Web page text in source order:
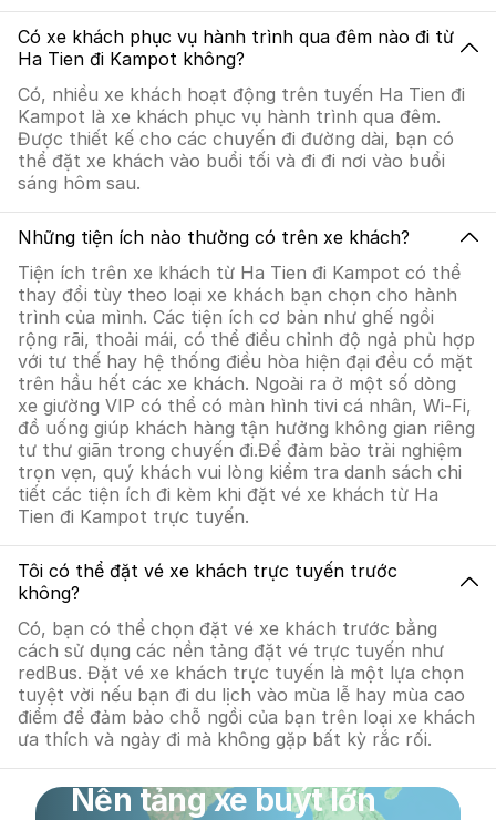
Có xe khách phục vụ hành trình qua đêm nào đi từ
Ha Tien đi Kampot không?
Có, nhiều xe khách hoạt động trên tuyến Ha Tien đi
Kampot là xe khách phục vụ hành trình qua đêm.
Được thiết kế cho các chuyến đi đường dài, bạn có
thể đặt xe khách vào buổi tối và đi đi nơi vào buổi
sáng hôm sau.
Những tiện ích nào thường có trên xe khách?
Tiện ích trên xe khách từ Ha Tien đi Kampot có thể
thay đổi tùy theo loại xe khách bạn chọn cho hành
trình của mình. Các tiện ích cơ bản như ghế ngồi
rộng rãi, thoải mái, có thể điều chỉnh độ ngả phù hợp
với tư thế hay hệ thống điều hòa hiện đại đều có mặt
trên hầu hết các xe khách. Ngoài ra ở một số dòng
xe giường VIP có thể có màn hình tivi cá nhân, Wi-Fi,
đồ uống giúp khách hàng tận hưởng không gian riêng
tư thư giãn trong chuyến đi.Để đảm bảo trải nghiệm
trọn vẹn, quý khách vui lòng kiểm tra danh sách chi
tiết các tiện ích đi kèm khi đặt vé xe khách từ Ha
Tien đi Kampot trực tuyến.
Tôi có thể đặt vé xe khách trực tuyến trước
không?
Có, bạn có thể chọn đặt vé xe khách trước bằng
cách sử dụng các nền tảng đặt vé trực tuyến như
redBus. Đặt vé xe khách trực tuyến là một lựa chọn
tuyệt vời nếu bạn đi du lịch vào mùa lễ hay mùa cao
điểm để đảm bảo chỗ ngồi của bạn trên loại xe khách
ưa thích và ngày đi mà không gặp bất kỳ rắc rối.
Nền tảng xe buýt lớn